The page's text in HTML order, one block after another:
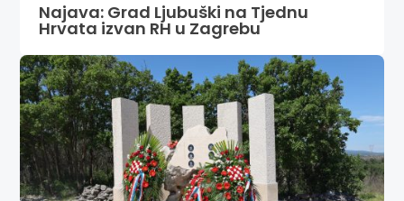
Najava: Grad Ljubuški na Tjednu
Hrvata izvan RH u Zagrebu